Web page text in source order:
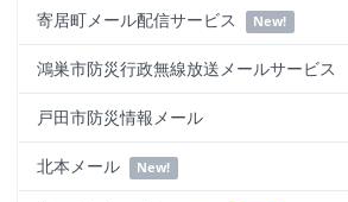
寄居町メール配信サービス New!
鴻巣市防災行政無線放送メールサービス
戸田市防災情報メール
北本メール New!